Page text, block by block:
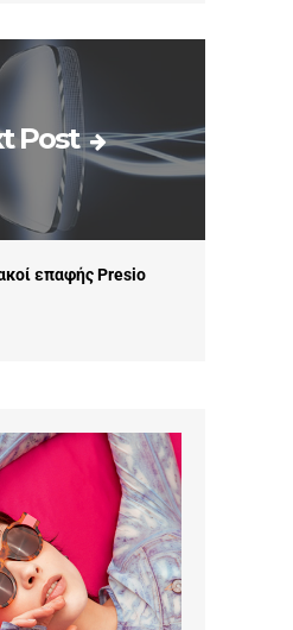
Post
επαφής Presio